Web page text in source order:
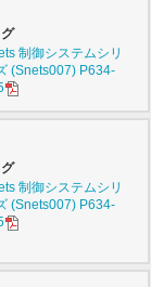
制御システムシリ
(Snets007) P634-
制御システムシリ
(Snets007) P634-